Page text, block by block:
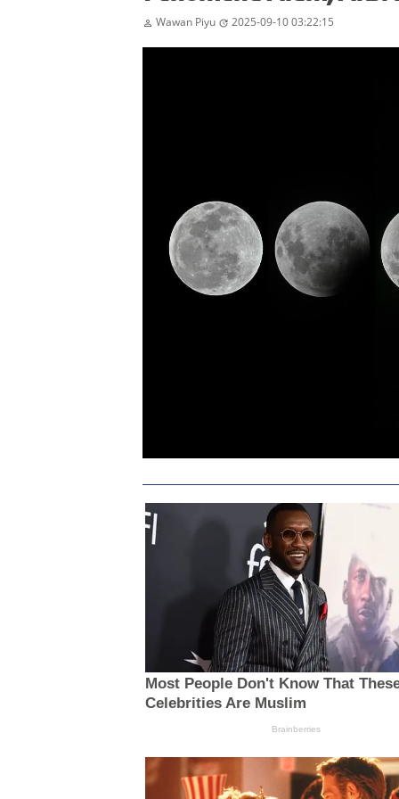
 Wawan Piyu  2025-09-10 03:22:15